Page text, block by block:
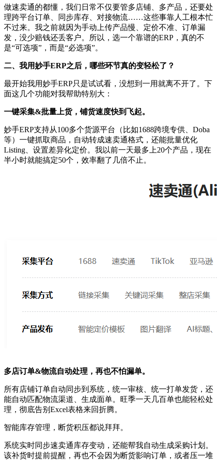
做速卖通的都懂，我们日常不仅要管多店铺、多产品，还要处
理跨平台订单、同步库存、对接物流……这些事靠人工根本忙
不过来。我之前就因为手动上传产品慢、定价不准、订单漏
发，没少赔钱还丢客户。所以，选一个靠谱的ERP，真的不
是“可选项”，而是“必选项”。
二、我用妙手ERP之后，哪些环节真的变轻松了？
最开始我用妙手ERP只是试试看，没想到一用就离不开了。下
面这几个功能对我帮助特别大：
一键采集&批量上货，铺货速度快到飞起。
妙手ERP支持从100多个货源平台（比如1688跨境专供、Doba
等）一键抓取商品，自动转成速卖通格式，还能批量优化
Listing、设置差异化定价。我以前一天最多上20个产品，现在
半小时就能搞定50个，效率翻了几倍不止。
多店订单&物流自动处理，再也不怕漏单。
所有店铺订单自动同步到系统，统一审核、统一打单发货，还
能自动匹配物流渠道、生成面单。旺季一天几百单也能轻松处
理，彻底告别 Excel表格来回折腾。
智能库存管理，断货积压都说拜拜。
系统实时同步速卖通库存变动，还能帮我自动生成采购计划。
该补货时提前提醒，再也不会因为断货影响订单，或者压一堆